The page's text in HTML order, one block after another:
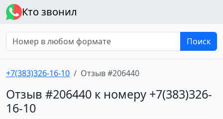
Кто звонил
Поиск
+7(383)326-16-10 Отзыв #206440
Отзыв #206440 к номеру +7(383)326-
16-10